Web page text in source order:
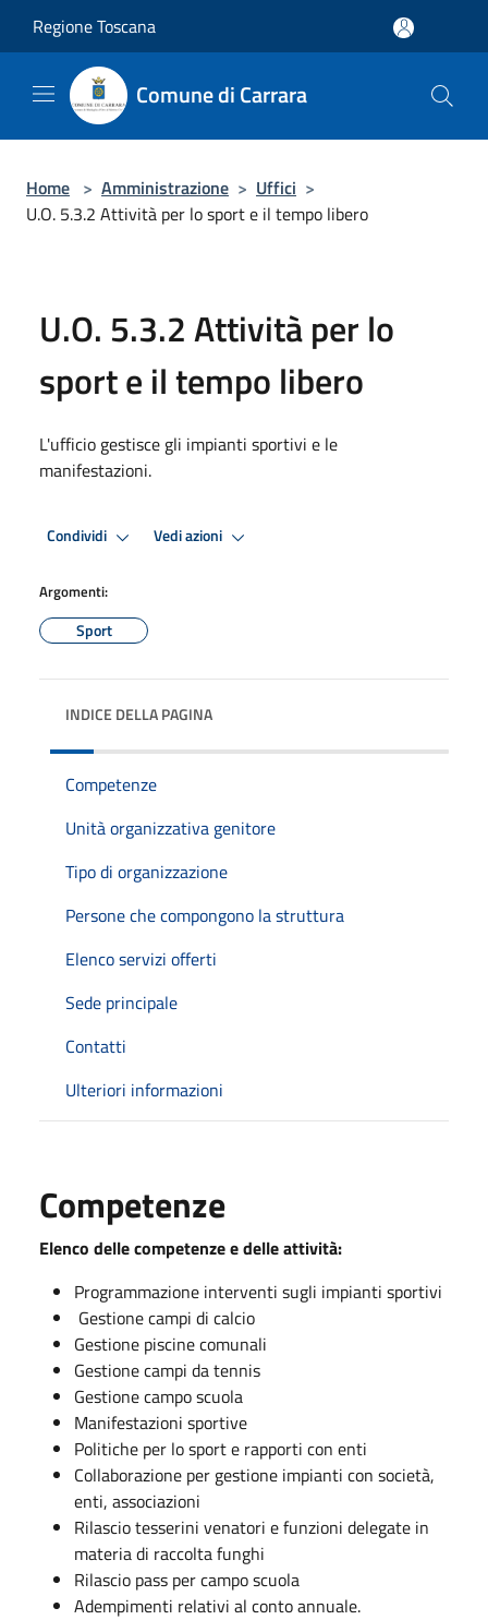
Regione Toscana
Comune di Carrara
Home > Amministrazione > Uffici >
U.O. 5.3.2 Attività per lo sport e il tempo libero
U.O. 5.3.2 Attività per lo
sport e il tempo libero
L'ufficio gestisce gli impianti sportivi e le
manifestazioni.
Condividi Vedi azioni
Argomenti:
Sport
INDICE DELLA PAGINA
Competenze
Unità organizzativa genitore
Tipo di organizzazione
Persone che compongono la struttura
Elenco servizi offerti
Sede principale
Contatti
Ulteriori informazioni
Competenze
Elenco delle competenze e delle attività:
Programmazione interventi sugli impianti sportivi
Gestione campi di calcio
Gestione piscine comunali
Gestione campi da tennis
Gestione campo scuola
Manifestazioni sportive
Politiche per lo sport e rapporti con enti
Collaborazione per gestione impianti con società,
enti, associazioni
Rilascio tesserini venatori e funzioni delegate in
materia di raccolta funghi
Rilascio pass per campo scuola
Adempimenti relativi al conto annuale.